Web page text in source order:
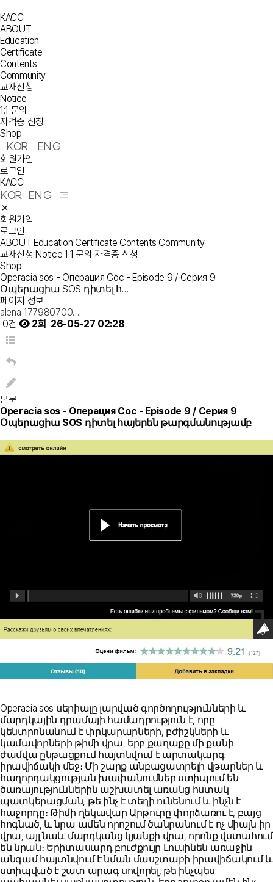
KACC
ABOUT
Education
Certificate
Contents
Community
교재신청
Notice
1:1 문의
자격증 신청
Shop
KOR ENG
회원가입
로그인
KACC
KOR ENG
회원가입
로그인
ABOUT Education Certificate Contents Community
교재신청 Notice 1:1 문의 자격증 신청
Shop
Operacia sos - Операция Сос - Episode 9 / Серия 9
Օպերացիա SOS դիտել հ…
페이지 정보
alena_177980700…
0건
2회 26-05-27 02:28
본문
Operacia sos - Операция Сос - Episode 9 / Серия 9
Օպերացիա SOS դիտել հայերեն թարգմանությամբ
Operacia sos սերիալը լարված գործողությունների և
մարդկային դրամայի համադրություն է, որը
կենտրոնանում է փրկարարների, բժիշկների և
կամավորների թիմի վրա, երբ քաղաքը մի քանի
ժամվա ընթացքում հայտնվում է արտակարգ
իրավիճակի մեջ։ Մի շարք անբացատրելի վթարներ և
հաղորդակցության խափանումներ ստիպում են
ծառայություններին աշխատել առանց հստակ
պատկերացման, թե ինչ է տեղի ունենում և ինչն է
հաջորդը։ Թիմի ղեկավար Արթուրը փորձառու է, բայց
հոգնած, և նրա ամեն որոշում ծանրանում է ոչ միայն իր
վրա, այլ նաև մարդկանց կյանքի վրա, որոնք վստահում
են նրան։ Երիտասարդ բուժքույր Լուսինեն առաջին
անգամ հայտնվում է նման մասշտաբի իրավիճակում և
ստիպված է շատ արագ սովորել, թե ինչպես